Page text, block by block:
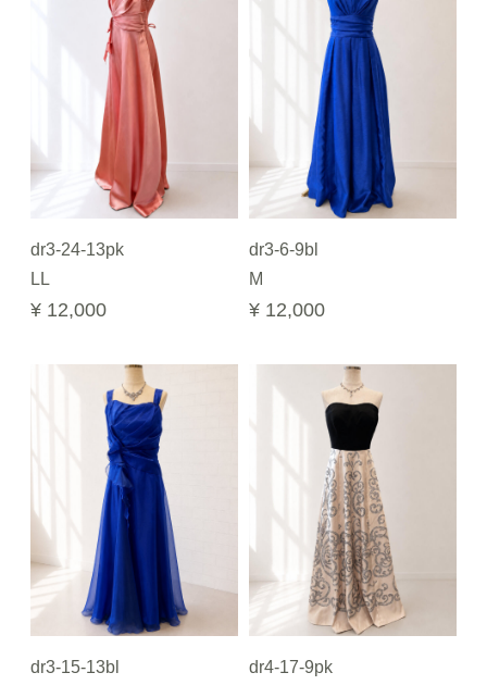
dr3-24-13pk
LL
¥ 12,000
dr3-6-9bl
M
¥ 12,000
dr3-15-13bl
dr4-17-9pk